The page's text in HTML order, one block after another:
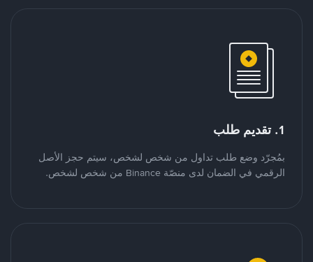
1. تقديم طلب
بمُجرّد وضع طلب تداول من شخص لشخص، سيتم حجز الأصل
الرقمي في الضمان لدى منصّة Binance من شخص لشخص.